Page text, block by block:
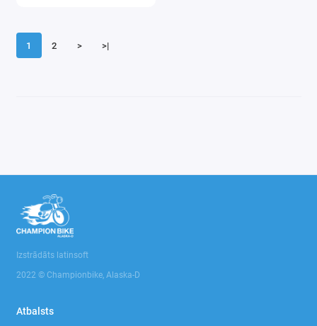
1 2 > >|
Izstrādāts latinsoft
2022 © Championbike, Alaska-D
Atbalsts